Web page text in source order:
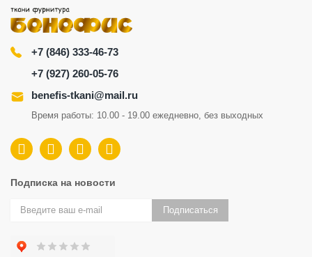
+7 (846) 333-46-73
+7 (927) 260-05-76
benefis-tkani@mail.ru
Время работы: 10.00 - 19.00 ежедневно, без выходных
Подписка на новости
Подписаться